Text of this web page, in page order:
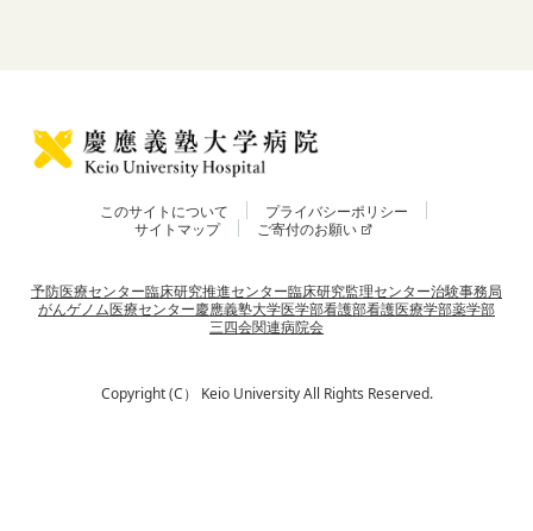
このサイトについて
プライバシーポリシー
サイトマップ
ご寄付のお願い
予防医療センター臨床研究推進センター臨床研究監理センター治験事務局
がんゲノム医療センター慶應義塾大学医学部看護部看護医療学部薬学部
三四会関連病院会
Copyright (C） Keio University All Rights Reserved.